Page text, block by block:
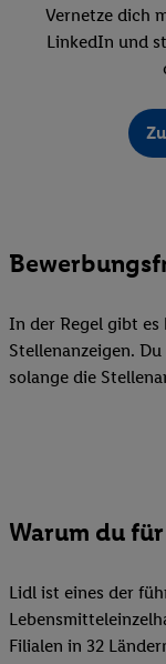
Vernetze dich
LinkedIn und
In der Regel gibt
Stellenanzeigen.
solange die
Warum du
Lidl ist eines der
Filialen in 32